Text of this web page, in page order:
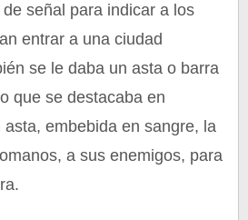
señal para indicar a los
entrar a una ciudad
se le daba un asta o barra
que se destacaba en
embebida en sangre, la
a sus enemigos, para